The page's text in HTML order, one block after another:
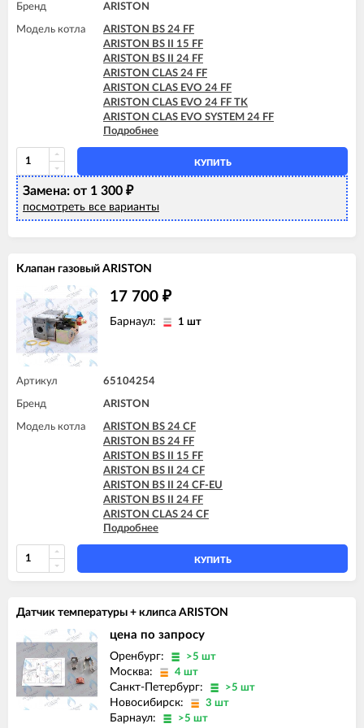
ARISTON EGIS PLUS 24 FF
ARISTON GENUS 24 FF
ARISTON GENUS 28 CF
ARISTON GENUS 28 FF
ARISTON GENUS 32 FF
ARISTON GENUS 35 FF
ARISTON GENUS 36 FF
ARISTON MATIS 24 CF
ARISTON MATIS 24 CF-EU
Бренд ARISTON
Модель котла
ARISTON BS 24 FF
ARISTON BS II 15 FF
ARISTON BS II 24 FF
ARISTON CLAS 24 FF
ARISTON CLAS EVO 24 FF
ARISTON CLAS EVO 24 FF TK
ARISTON CLAS EVO SYSTEM 24 FF
ARISTON CLAS SYSTEM 15 FF
ARISTON CLAS SYSTEM 24 FF
ARISTON EGIS PLUS 24 FF
ARISTON GENUS 24 FF
ARISTON GENUS EVO 24 FF
ARISTON MATIS 24 FF
Подробнее
КУПИТЬ
Замена: от 1 300 ₽
посмотреть все варианты
Клапан газовый ARISTON
17 700 ₽
Барнаул: 1 шт
Артикул 65104254
Бренд ARISTON
Модель котла
ARISTON BS 24 CF
ARISTON BS 24 FF
ARISTON BS II 15 FF
ARISTON BS II 24 CF
ARISTON BS II 24 CF-EU
ARISTON BS II 24 FF
ARISTON CLAS 24 CF
ARISTON CLAS 24 FF
ARISTON CLAS 28 FF
ARISTON CLAS B 24 CF
ARISTON CLAS B 24 FF
ARISTON CLAS B EVO 24 FF
ARISTON CLAS B EVO 28 FF
ARISTON CLAS EVO 24 CF
ARISTON CLAS EVO 24 CF-EU
ARISTON CLAS EVO 24 FF
ARISTON CLAS EVO 24 FF TK
ARISTON CLAS EVO 28 CF
Подробнее
КУПИТЬ
Датчик температуры + клипса ARISTON
цена по запросу
Оренбург: >5 шт
Москва: 4 шт
Санкт-Петербург: >5 шт
Новосибирск: 3 шт
Барнаул: >5 шт